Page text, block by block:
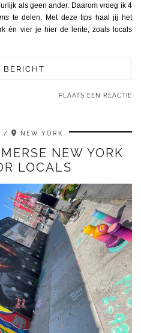
als geen ander. Daarom vroeg ik 4
te delen. Met deze tips haal jij het
én vier je hier de lente, zoals locals
BERICHT
PLAATS EEN REACTIE
NEW YORK
NEW YORK
LOCALS